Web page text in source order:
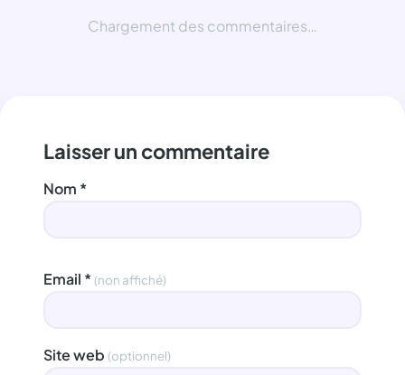
Chargement des commentaires…
Laisser un commentaire
Nom *
Email * (non affiché)
Site web (optionnel)